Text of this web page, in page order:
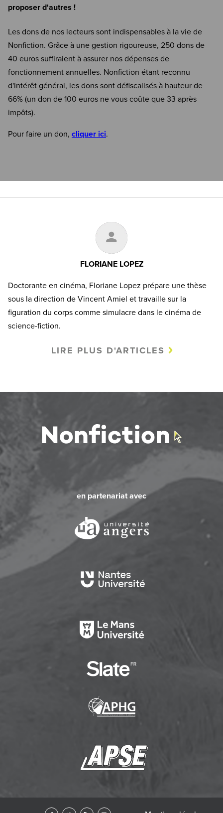
proposer d'autres !
Les dons de nos lecteurs sont indispensables à la vie de
Nonfiction. Grâce à une gestion rigoureuse, 250 dons de
40 euros suffiraient à assurer nos dépenses de
fonctionnement annuelles. Nonfiction étant reconnu
d'intérêt général, les dons sont défiscalisés à hauteur de
66% (un don de 100 euros ne vous coûte que 33 après
impôts).
Pour faire un don, cliquer ici.
FLORIANE LOPEZ
Doctorante en cinéma, Floriane Lopez prépare une thèse
sous la direction de Vincent Amiel et travaille sur la
figuration du corps comme simulacre dans le cinéma de
science-fiction.
LIRE PLUS D'ARTICLES
en partenariat avec